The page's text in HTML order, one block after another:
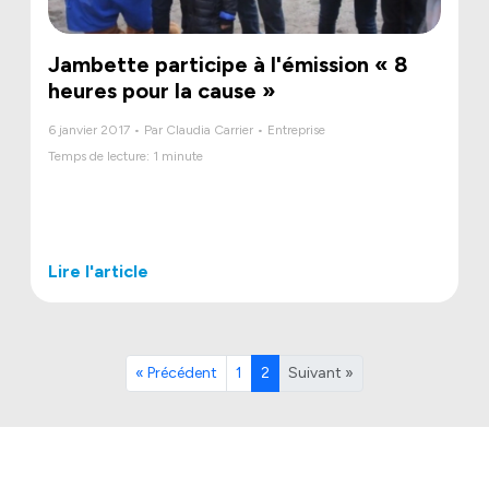
Jambette participe à l'émission « 8
heures pour la cause »
6 janvier 2017 • Par Claudia Carrier • Entreprise
Temps de lecture: 1 minute
Lire l'article
« Précédent 1 2 Suivant »